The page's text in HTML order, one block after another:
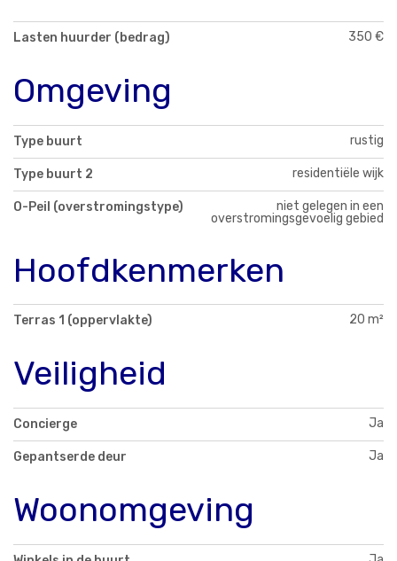
Lasten huurder (bedrag) 350 €
Omgeving
Type buurt rustig
Type buurt 2 residentiële wijk
O-Peil (overstromingstype)
niet gelegen in een
overstromingsgevoelig gebied
Hoofdkenmerken
Terras 1 (oppervlakte) 20 m²
Veiligheid
Concierge Ja
Gepantserde deur Ja
Woonomgeving